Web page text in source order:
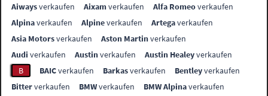
Aiwaysverkaufen Aixamverkaufen Alfa Romeoverkaufen
Alpinaverkaufen Alpineverkaufen Artegaverkaufen
Asia Motorsverkaufen Aston Martinverkaufen
Audi verkaufen Austinverkaufen Austin Healeyverkaufen
B
BAICverkaufen Barkasverkaufen Bentleyverkaufen
Bitterverkaufen BMWverkaufen BMW Alpinaverkaufen